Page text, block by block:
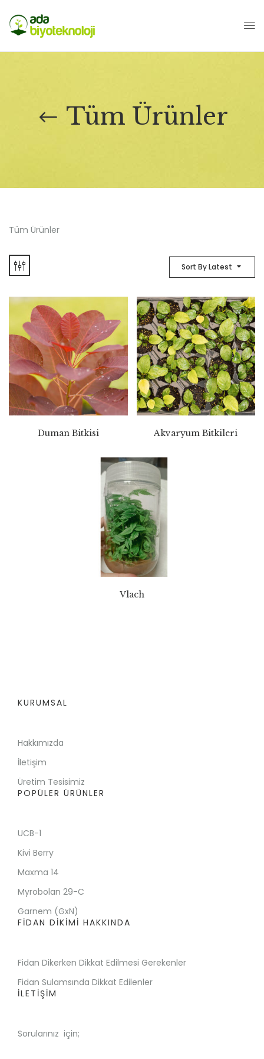
Tüm Ürünler
Tüm Ürünler
Sort By Latest
Duman Bitkisi Akvaryum Bitkileri
Vlach
KURUMSAL
Hakkımızda
İletişim
Üretim Tesisimiz
POPÜLER ÜRÜNLER
UCB-1
Kivi Berry
Maxma 14
Myrobolan 29-C
Garnem (GxN)
FİDAN DİKİMİ HAKKINDA
Fidan Dikerken Dikkat Edilmesi Gerekenler
Fidan Sulamsında Dikkat Edilenler
İLETİŞİM
Sorularınız için;